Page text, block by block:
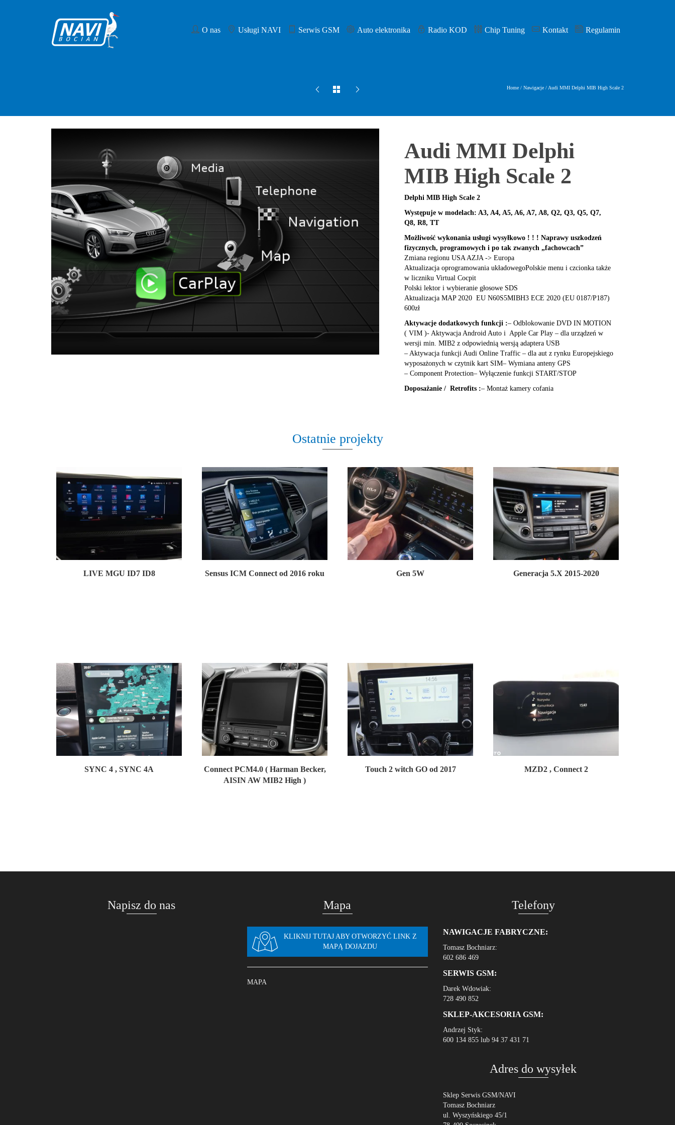
O nas Usługi NAVI Serwis GSM Auto elektronika Radio KOD Chip Tuning Kontakt Regulamin
Home / Nawigacje / Audi MMI Delphi MIB High Scale 2
Audi MMI Delphi
MIB High Scale 2
Delphi MIB High Scale 2
Występuje w modelach: A3, A4, A5, A6, A7, A8, Q2, Q3, Q5, Q7,
Q8, R8, TT
Możliwość wykonania usługi wysyłkowo ! ! ! Naprawy uszkodzeń
fizycznych, programowych i po tak zwanych „fachowcach”
Zmiana regionu USA AZJA -> Europa
Aktualizacja oprogramowania układowegoPolskie menu i czcionka także
w liczniku Virtual Cocpit
Polski lektor i wybieranie głosowe SDS
Aktualizacja MAP 2020 EU N60S5MIBH3 ECE 2020 (EU 0187/P187)
600zł
Aktywacje dodatkowych funkcji :– Odblokowanie DVD IN MOTION
( VIM )- Aktywacja Android Auto i Apple Car Play – dla urządzeń w
wersji min. MIB2 z odpowiednią wersją adaptera USB
– Aktywacja funkcji Audi Online Traffic – dla aut z rynku Europejskiego
wyposażonych w czytnik kart SIM– Wymiana anteny GPS
– Component Protection– Wyłączenie funkcji START/STOP
Doposażanie / Retrofits :– Montaż kamery cofania
Ostatnie projekty
LIVE MGU ID7 ID8 Sensus ICM Connect od 2016 roku Gen 5W Generacja 5.X 2015-2020
SYNC 4 , SYNC 4A
Connect PCM4.0 ( Harman Becker,
AISIN AW MIB2 High )
Touch 2 witch GO od 2017 MZD2 , Connect 2
Napisz do nas Mapa
KLIKNIJ TUTAJ ABY OTWORZYĆ LINK Z
MAPĄ DOJAZDU
MAPA
Telefony
NAWIGACJE FABRYCZNE:
Tomasz Bochniarz:
602 686 469
SERWIS GSM:
Darek Wdowiak:
728 490 852
SKLEP-AKCESORIA GSM:
Andrzej Styk:
600 134 855 lub 94 37 431 71
Adres do wysyłek
Sklep Serwis GSM/NAVI
Tomasz Bochniarz
ul. Wyszyńskiego 45/1